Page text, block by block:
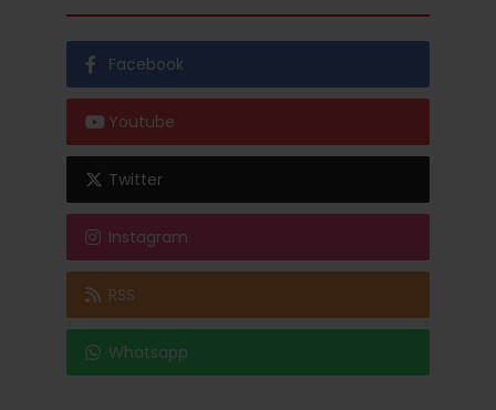
Facebook
Youtube
Twitter
Instagram
RSS
Whatsapp